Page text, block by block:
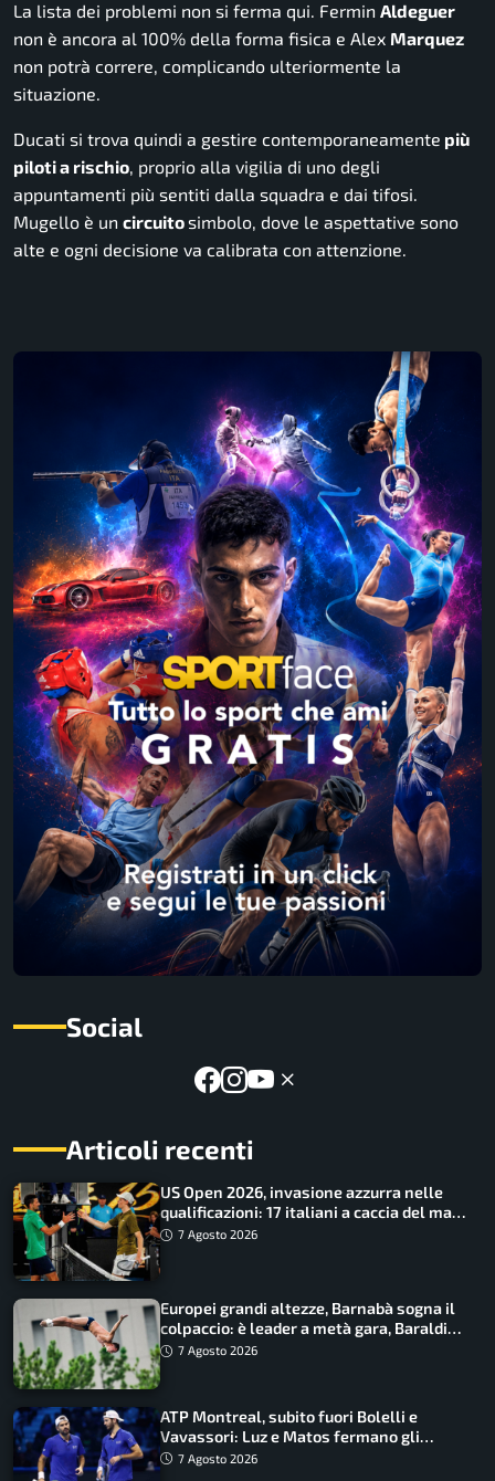
La lista dei problemi non si ferma qui. Fermin Aldeguer
non è ancora al 100% della forma fisica e Alex Marquez
non potrà correre, complicando ulteriormente la
situazione.
Ducati si trova quindi a gestire contemporaneamente più
piloti a rischio, proprio alla vigilia di uno degli
appuntamenti più sentiti dalla squadra e dai tifosi.
Mugello è un circuitosimbolo, dove le aspettative sono
alte e ogni decisione va calibrata con attenzione.
Social
Articoli recenti
US Open 2026, invasione azzurra nelle
qualificazioni: 17 italiani a caccia del main
draw7 Agosto 2026
Europei grandi altezze, Barnabà sogna il
colpaccio: è leader a metà gara, Baraldi
ancora in corsa
7 Agosto 2026
ATP Montreal, subito fuori Bolelli e
Vavassori: Luz e Matos fermano gli
azzurri
7 Agosto 2026